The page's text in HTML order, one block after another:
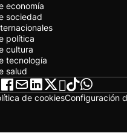
economía
sociedad
política
cultura
tecnología
salud
de cookiesConfiguración